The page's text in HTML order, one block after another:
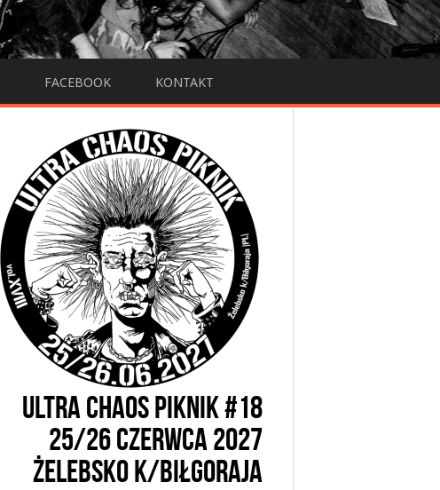
FACEBOOK KONTAKT
ULTRA CHAOS PIKNIK #18
25/26 CZERWCA 2027
ŻELEBSKO k/BIŁGORAJA